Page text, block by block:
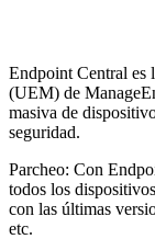
Endpoint Central es
(UEM) de
masiva de
seguridad.
Parcheo: Con
todos los
con las últimas
etc.